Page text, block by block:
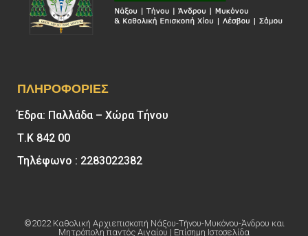
ΠΛΗΡΟΦΟΡΊΕΣ
Έδρα: Παλλάδα – Χώρα Τήνου
Τ.Κ 842 00
Τηλέφωνο : 2283022382
©2022 Καθολική Αρχιεπισκοπή Νάξου-Τήνου-Μυκόνου-Άνδρου και
Μητρόπολη παντός Αιγαίου | Επίσημη Ιστοσελίδα